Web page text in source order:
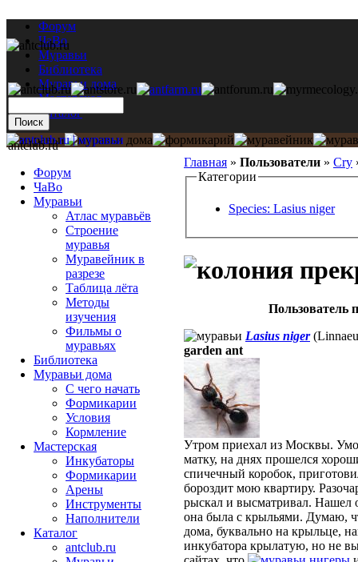
Форум
ЧаВо
Муравьи
Библиотека
Муравьи дома
Мастерская
Каталог
Главная » Пользователи » Cry
Категории
Species: Lasius niger
Пользователь
Lasius niger
garden ant
Утром приехал из Москвы.
матку, на днях прошелся
спичечный коробок,
бороздит мою квартиру.
рыскал и высматривал.
она была с крыльями. Думаю,
дома, буквально на крыльце,
инкубатора крылатую, но не
antclub.ru
Форум
ЧаВо
Муравьи
Атлас муравьёв
Строение
муравья
Муравейник в
разрезе
Таблица лёта
Методы
изучения
Фильмы о
муравьях
Библиотека
Муравьи дома
С чего начать
Формикарии
Условия
Кормление
Мастерская
Инкубаторы
Формикарии
Арены
Инструменты
Наполнители
Каталог
antclub.ru